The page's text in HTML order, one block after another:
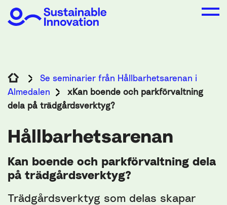
Se seminarier från Hållbarhetsarenan i
Almedalen
xKan boende och parkförvaltning
dela på trädgårdsverktyg?
Hållbarhetsarenan
Kan boende och parkförvaltning dela
på trädgårdsverktyg?
Trädgårdsverktyg som delas skapar